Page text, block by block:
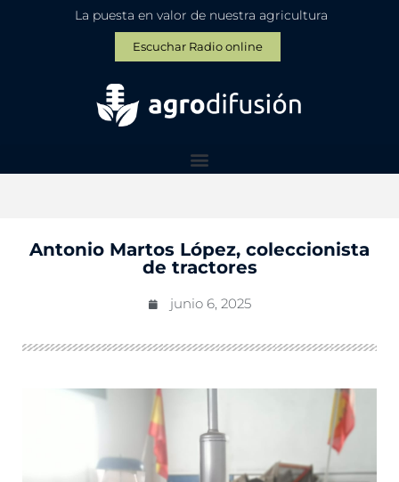
La puesta en valor de nuestra agricultura
Escuchar Radio online
Antonio Martos López, coleccionista
de tractores
junio 6, 2025